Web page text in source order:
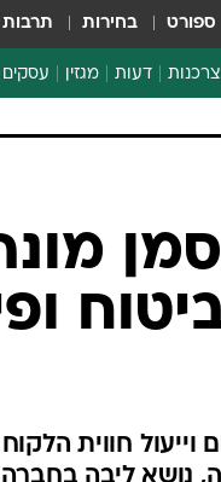
ספורט בחירות תרבות
צרכנות
צרכנות פיננסית
דעות מגזין עסקים